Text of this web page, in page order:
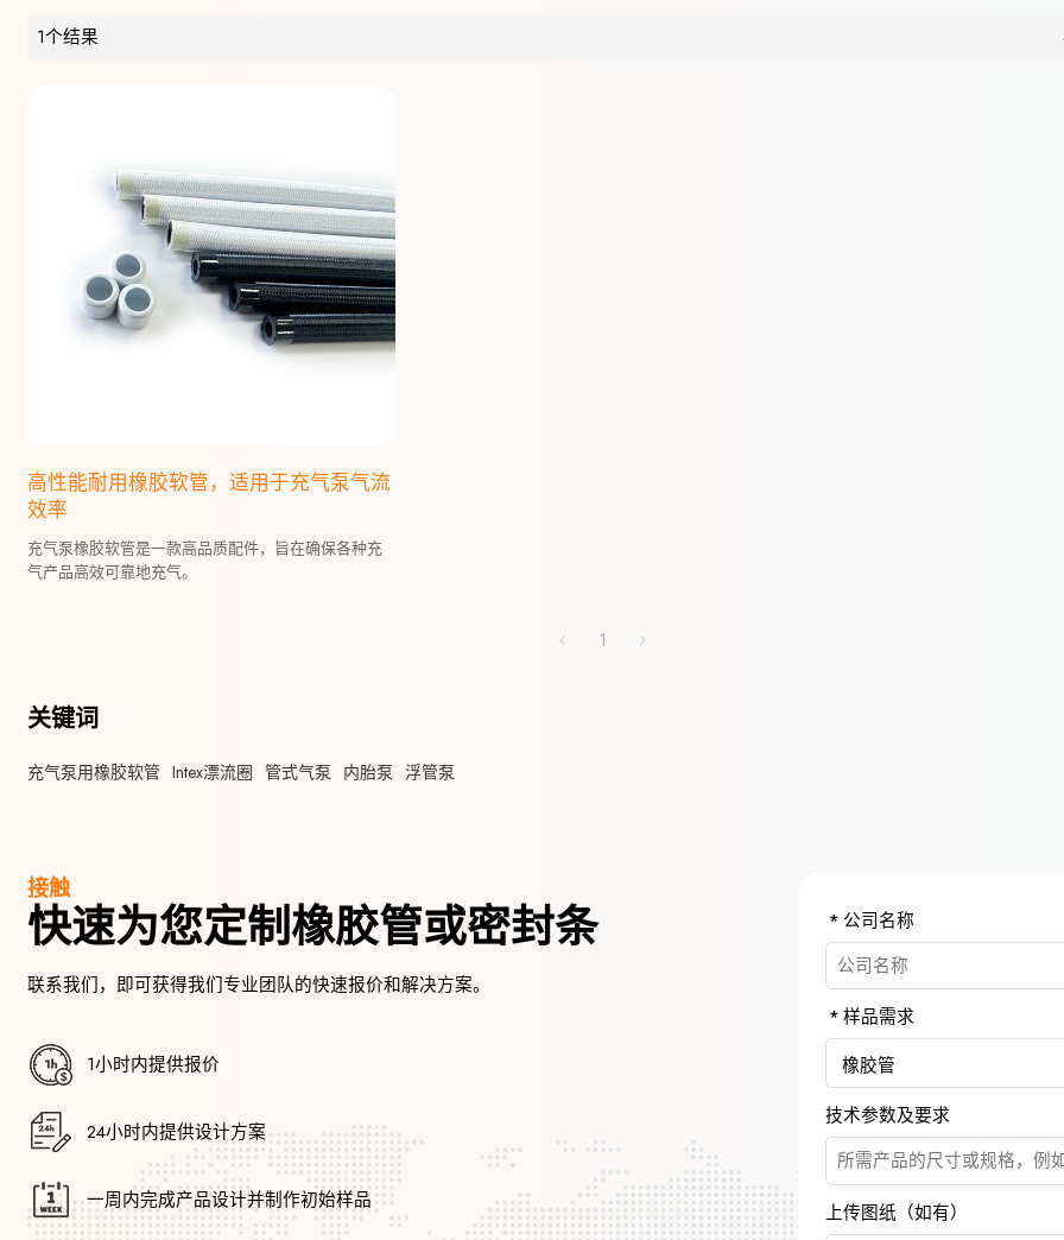
1个结果
高性能耐用橡胶软管，适用于充气泵气流
效率
充气泵橡胶软管是一款高品质配件，旨在确保各种充
气产品高效可靠地充气。
1
关键词
充气泵用橡胶软管 Intex漂流圈 管式气泵 内胎泵 浮管泵
接触
快速为您定制橡胶管或密封条
联系我们，即可获得我们专业团队的快速报价和解决方案。
1小时内提供报价
24小时内提供设计方案
一周内完成产品设计并制作初始样品
公司名称
样品需求
技术参数及要求
上传图纸（如有）